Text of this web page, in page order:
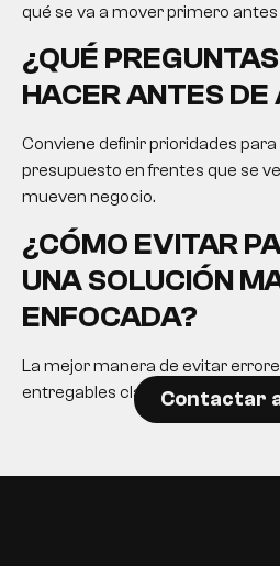
qué se va a mover primero
¿QUÉ
HACER ANTES
Conviene definir prioridades
presupuesto en frentes que se
mueven negocio.
¿CÓMO EVITAR
UNA SOLUCIÓN
ENFOCADA?
La mejor manera de evitar
entregables claros yContactar